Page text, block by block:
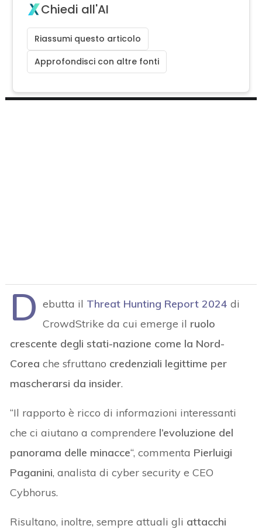
Chiedi all'AI
Riassumi questo articolo
Approfondisci con altre fonti
D ebutta il Threat Hunting Report 2024 di
CrowdStrike da cui emerge il ruolo
crescente degli stati-nazione come la Nord-
Corea che sfruttano credenziali legittime per
mascherarsi da insider.
“Il rapporto è ricco di informazioni interessanti
che ci aiutano a comprendere l’evoluzione del
panorama delle minacce“, commenta Pierluigi
Paganini, analista di cyber security e CEO
Cybhorus.
Risultano, inoltre, sempre attuali gli attacchi